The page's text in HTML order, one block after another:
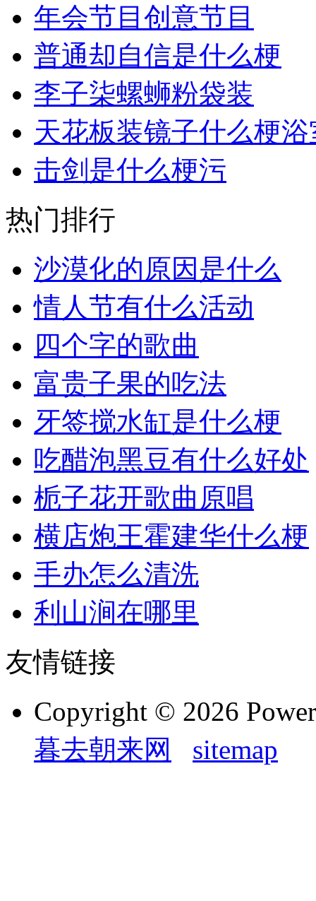
年会节目创意节目
普通却自信是什么梗
李子柒螺蛳粉袋装
天花板装镜子什么梗
击剑是什么梗污
热门排行
沙漠化的原因是什么
情人节有什么活动
四个字的歌曲
富贵子果的吃法
牙签搅水缸是什么梗
吃醋泡黑豆有什么好处
栀子花开歌曲原唱
横店炮王霍建华什么梗
手办怎么清洗
利山涧在哪里
友情链接
Copyright © 2026
暮去朝来网
sitemap